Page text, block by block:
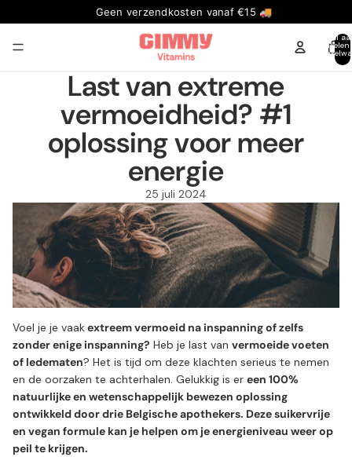
Geen verzendkosten vanaf €15 🚚
Vandaag besteld, volgende werkdag in huis
Totaal
Last van extreme
vermoeidheid? #1
oplossing voor meer
energie
25 juli 2024
Voel je je vaakextreem vermoeid na inspanning of zelfs
zonder enige inspanning? Heb je last van vermoeide voeten
of ledematen? Het is tijd om deze klachten serieus te nemen
en de oorzaken te achterhalen. Gelukkig is er een 100%
natuurlijke en wetenschappelijk bewezen oplossing
ontwikkeld door drie Belgische apothekers. Deze suikervrije
en vegan formule kan je helpen om je energieniveau weer op
peil te krijgen.